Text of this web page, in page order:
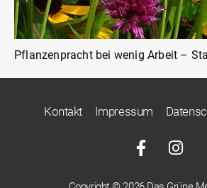
Pflanzenpracht bei wenig Arbeit –
Kontakt Impressum